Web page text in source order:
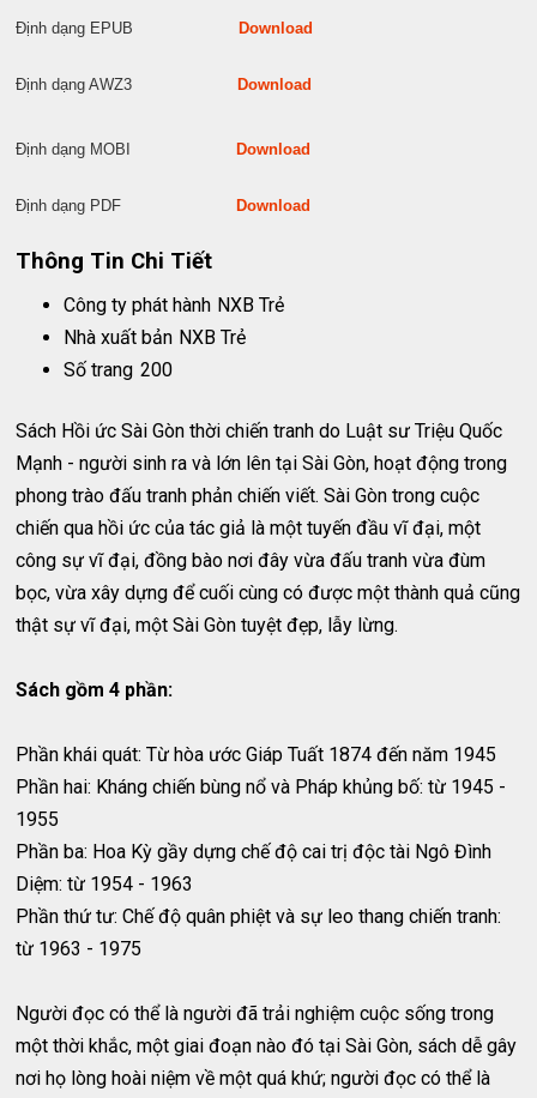
Định dạng EPUB Download
Định dạng AWZ3 Download
Định dạng MOBI Download
Định dạng PDF Download
Thông Tin Chi Tiết
Công ty phát hành NXB Trẻ
Nhà xuất bản NXB Trẻ
Số trang 200
Sách Hồi ức Sài Gòn thời chiến tranh do Luật sư Triệu Quốc
Mạnh - người sinh ra và lớn lên tại Sài Gòn, hoạt động trong
phong trào đấu tranh phản chiến viết. Sài Gòn trong cuộc
chiến qua hồi ức của tác giả là một tuyến đầu vĩ đại, một
công sự vĩ đại, đồng bào nơi đây vừa đấu tranh vừa đùm
bọc, vừa xây dựng để cuối cùng có được một thành quả cũng
thật sự vĩ đại, một Sài Gòn tuyệt đẹp, lẫy lừng.
Sách gồm 4 phần:
Phần khái quát: Từ hòa ước Giáp Tuất 1874 đến năm 1945
Phần hai: Kháng chiến bùng nổ và Pháp khủng bố: từ 1945 -
1955
Phần ba: Hoa Kỳ gầy dựng chế độ cai trị độc tài Ngô Đình
Diệm: từ 1954 - 1963
Phần thứ tư: Chế độ quân phiệt và sự leo thang chiến tranh:
từ 1963 - 1975
Người đọc có thể là người đã trải nghiệm cuộc sống trong
một thời khắc, một giai đoạn nào đó tại Sài Gòn, sách dễ gây
nơi họ lòng hoài niệm về một quá khứ; người đọc có thể là